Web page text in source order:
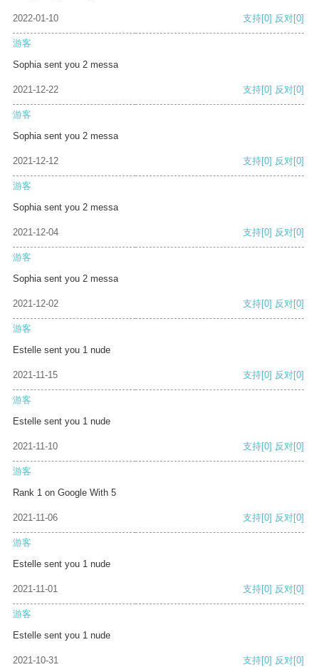
2022-01-10 支持[0] 反对[0]
游客
Sophia sent you 2 messa
2021-12-22 支持[0] 反对[0]
游客
Sophia sent you 2 messa
2021-12-12 支持[0] 反对[0]
游客
Sophia sent you 2 messa
2021-12-04 支持[0] 反对[0]
游客
Sophia sent you 2 messa
2021-12-02 支持[0] 反对[0]
游客
Estelle sent you 1 nude
2021-11-15 支持[0] 反对[0]
游客
Estelle sent you 1 nude
2021-11-10 支持[0] 反对[0]
游客
Rank 1 on Google With 5
2021-11-06 支持[0] 反对[0]
游客
Estelle sent you 1 nude
2021-11-01 支持[0] 反对[0]
游客
Estelle sent you 1 nude
2021-10-31 支持[0] 反对[0]